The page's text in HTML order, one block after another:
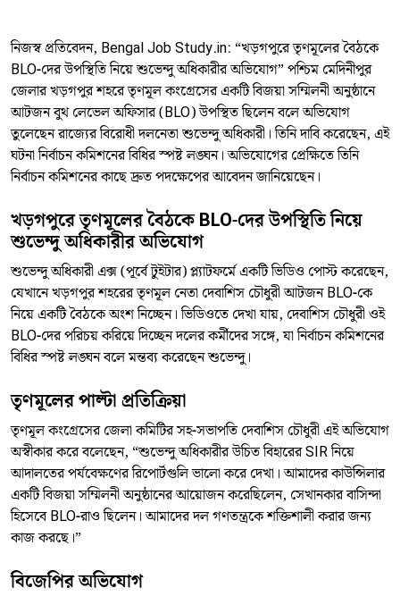
নিজস্ব প্রতিবেদন, Bengal Job Study.in: “খড়গপুরে তৃণমূলের বৈঠকে
BLO-দের উপস্থিতি নিয়ে শুভেন্দু অধিকারীর অভিযোগ” পশ্চিম মেদিনীপুর
জেলার খড়গপুর শহরে তৃণমূল কংগ্রেসের একটি বিজয়া সম্মিলনী অনুষ্ঠানে
আটজন বুথ লেভেল অফিসার (BLO) উপস্থিত ছিলেন বলে অভিযোগ
তুলেছেন রাজ্যের বিরোধী দলনেতা শুভেন্দু অধিকারী। তিনি দাবি করেছেন, এই
ঘটনা নির্বাচন কমিশনের বিধির স্পষ্ট লঙ্ঘন। অভিযোগের প্রেক্ষিতে তিনি
নির্বাচন কমিশনের কাছে দ্রুত পদক্ষেপের আবেদন জানিয়েছেন।
খড়গপুরে তৃণমূলের বৈঠকে BLO-দের উপস্থিতি নিয়ে
শুভেন্দু অধিকারীর অভিযোগ
শুভেন্দু অধিকারী এক্স (পূর্বে টুইটার) প্ল্যাটফর্মে একটি ভিডিও পোস্ট করেছেন,
যেখানে খড়গপুর শহরের তৃণমূল নেতা দেবাশিস চৌধুরী আটজন BLO-কে
নিয়ে একটি বৈঠকে অংশ নিচ্ছেন। ভিডিওতে দেখা যায়, দেবাশিস চৌধুরী ওই
BLO-দের পরিচয় করিয়ে দিচ্ছেন দলের কর্মীদের সঙ্গে, যা নির্বাচন কমিশনের
বিধির স্পষ্ট লঙ্ঘন বলে মন্তব্য করেছেন শুভেন্দু।
তৃণমূলের পাল্টা প্রতিক্রিয়া
তৃণমূল কংগ্রেসের জেলা কমিটির সহ-সভাপতি দেবাশিস চৌধুরী এই অভিযোগ
অস্বীকার করে বলেছেন, “শুভেন্দু অধিকারীর উচিত বিহারের SIR নিয়ে
আদালতের পর্যবেক্ষণের রিপোর্টগুলি ভালো করে দেখা। আমাদের কাউন্সিলার
একটি বিজয়া সম্মিলনী অনুষ্ঠানের আয়োজন করেছিলেন, সেখানকার বাসিন্দা
হিসেবে BLO-রাও ছিলেন। আমাদের দল গণতন্ত্রকে শক্তিশালী করার জন্য
কাজ করছে।”
বিজেপির অভিযোগ